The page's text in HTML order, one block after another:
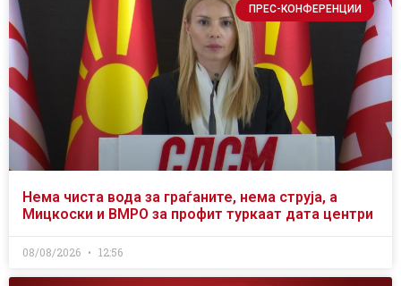
ПРЕС-КОНФЕРЕНЦИИ
Нема чиста вода за граѓаните, нема струја, а
Мицкоски и ВМРО за профит туркаат дата центри
08/08/2026 12:56